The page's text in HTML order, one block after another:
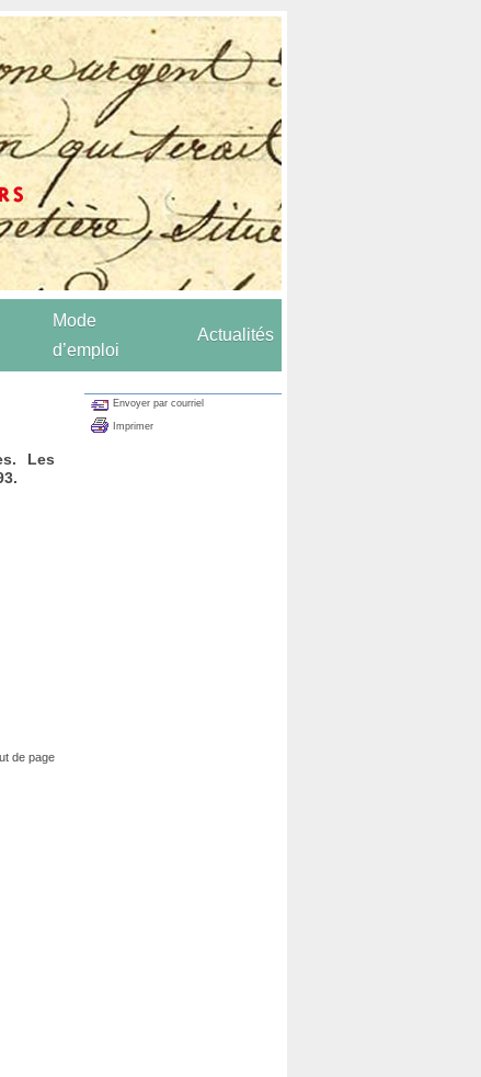
Mode
d’emploi
Actualités
Les
de page
Envoyer par courriel
Imprimer